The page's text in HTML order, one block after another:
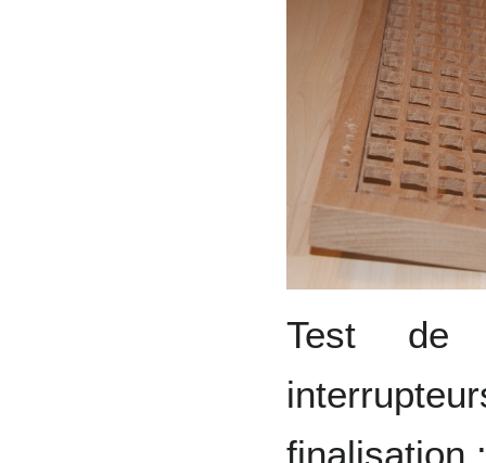
Test de
finalisation :